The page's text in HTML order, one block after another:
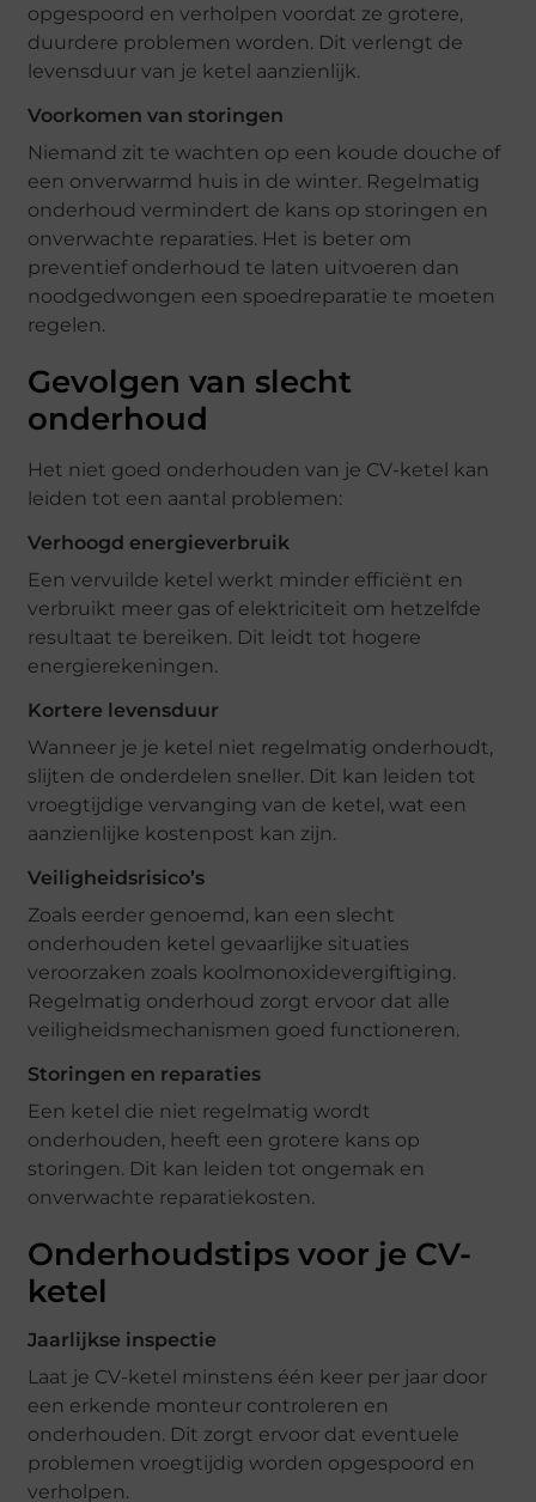
opgespoord en verholpen voordat ze grotere,
duurdere problemen worden. Dit verlengt de
levensduur van je ketel aanzienlijk.
Voorkomen van storingen
Niemand zit te wachten op een koude douche of
een onverwarmd huis in de winter. Regelmatig
onderhoud vermindert de kans op storingen en
onverwachte reparaties. Het is beter om
preventief onderhoud te laten uitvoeren dan
noodgedwongen een spoedreparatie te moeten
regelen.
Gevolgen van slecht
onderhoud
Het niet goed onderhouden van je CV-ketel kan
leiden tot een aantal problemen:
Verhoogd energieverbruik
Een vervuilde ketel werkt minder efficiënt en
verbruikt meer gas of elektriciteit om hetzelfde
resultaat te bereiken. Dit leidt tot hogere
energierekeningen.
Kortere levensduur
Wanneer je je ketel niet regelmatig onderhoudt,
slijten de onderdelen sneller. Dit kan leiden tot
vroegtijdige vervanging van de ketel, wat een
aanzienlijke kostenpost kan zijn.
Veiligheidsrisico’s
Zoals eerder genoemd, kan een slecht
onderhouden ketel gevaarlijke situaties
veroorzaken zoals koolmonoxidevergiftiging.
Regelmatig onderhoud zorgt ervoor dat alle
veiligheidsmechanismen goed functioneren.
Storingen en reparaties
Een ketel die niet regelmatig wordt
onderhouden, heeft een grotere kans op
storingen. Dit kan leiden tot ongemak en
onverwachte reparatiekosten.
Onderhoudstips voor je CV-
ketel
Jaarlijkse inspectie
Laat je CV-ketel minstens één keer per jaar door
een erkende monteur controleren en
onderhouden. Dit zorgt ervoor dat eventuele
problemen vroegtijdig worden opgespoord en
verholpen.